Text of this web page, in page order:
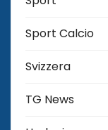
Sport Calcio
Svizzera
TG News